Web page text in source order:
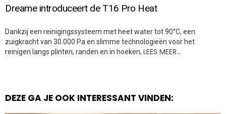
Dreame introduceert de T16 Pro Heat
Dankzij een reinigingssysteem met heet water tot 90°C, een
zuigkracht van 30.000 Pa en slimme technologieën voor het
reinigen langs plinten, randen en in hoeken, LEES MEER…
DEZE GA JE OOK INTERESSANT VINDEN: